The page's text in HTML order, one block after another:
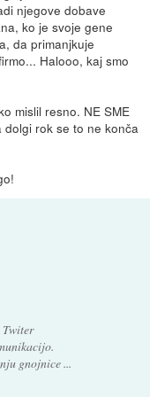
njegove dobave
ko je svoje gene
da primanjkuje
Halooo, kaj smo
mislil resno. NE SME
rok se to ne konča
Twiter
gnojnice ...